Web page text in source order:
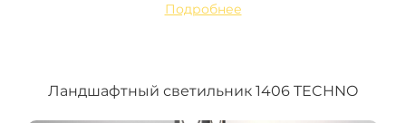
Подробнее
Ландшафтный светильник 1406 TECHNO